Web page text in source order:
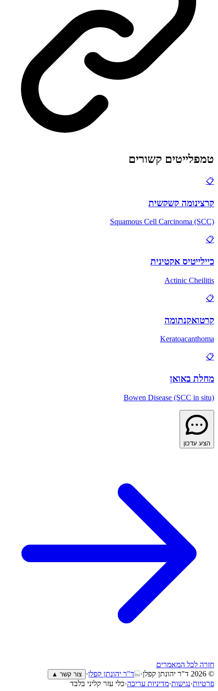
טמפלייטים קשורים
📋
קרצינומה קשקשית
Squamous Cell Carcinoma (SCC)
📋
כיילייטיס אקטינית
Actinic Cheilitis
📋
קרטואקנתומה
Keratoacanthoma
📋
מחלת באואן
Bowen Disease (SCC in situ)
הצע עדכון
חזרה לכל המאמרים
© 2026
ד"ר יהונתן קפלן· ד"ר יהונתן קפלן· צור קשר ▲
פרטיות·נגישות·מדיניות עריכה·כלי עזר קליני בלבד